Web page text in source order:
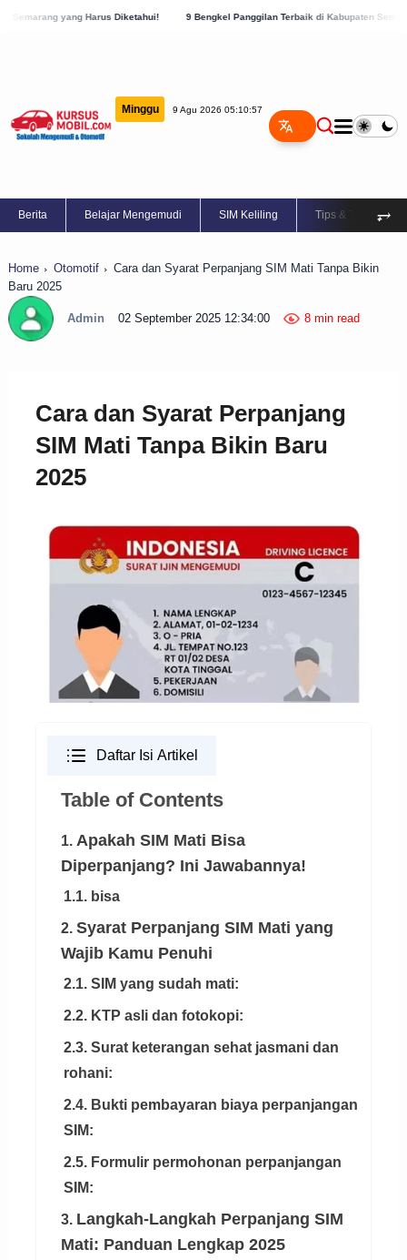
Diketahui! 9 Bengkel Panggilan Terbaik di Kabupaten Semarang, Cek Sekarang!
Minggu 9 Agu 2026 05:10:58
Berita Belajar Mengemudi SIM Keliling Tips & Trik ⥅
Home Otomotif
Cara dan Syarat Perpanjang SIM Mati Tanpa Bikin
Baru 2025
Admin 02 September 2025 12:34:00 8 min read
Cara dan Syarat Perpanjang
SIM Mati Tanpa Bikin Baru
2025
Daftar Isi Artikel
Table of Contents
1. Apakah SIM Mati Bisa
Diperpanjang? Ini Jawabannya!
1.1. bisa
2. Syarat Perpanjang SIM Mati yang
Wajib Kamu Penuhi
2.1. SIM yang sudah mati:
2.2. KTP asli dan fotokopi:
2.3. Surat keterangan sehat jasmani dan
rohani:
2.4. Bukti pembayaran biaya perpanjangan
SIM:
2.5. Formulir permohonan perpanjangan
SIM:
3. Langkah-Langkah Perpanjang SIM
Mati: Panduan Lengkap 2025